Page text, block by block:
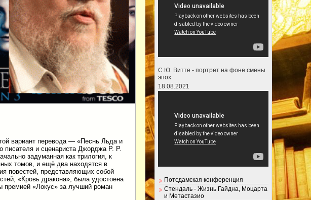
вариант перевода — «Песнь Льда и
писателя и сценариста Джорджа Р. Р.
задуманная как трилогия, к
томов, и ещё два находятся в
повестей, представляющих собой
«Кровь дракона», была удостоена
премией «Локус» за лучший роман
С.Ю. Витте - портрет на фоне смены
эпох
18.08.2021
Потсдамская конференция
Стендаль - Жизнь Гайдна, Моцарта
и Метастазио